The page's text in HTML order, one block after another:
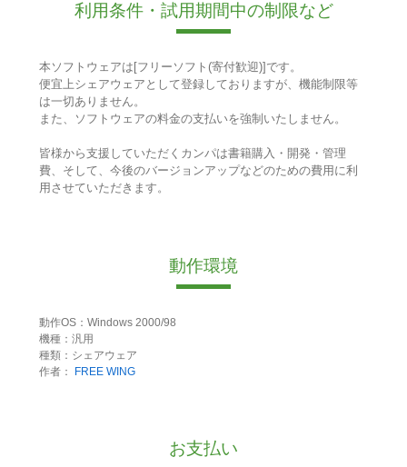
利用条件・試用期間中の制限など
本ソフトウェアは[フリーソフト(寄付歓迎)]です。
便宜上シェアウェアとして登録しておりますが、機能制限等
は一切ありません。
また、ソフトウェアの料金の支払いを強制いたしません。
皆様から支援していただくカンパは書籍購入・開発・管理
費、そして、今後のバージョンアップなどのための費用に利
用させていただきます。
動作環境
動作OS：Windows 2000/98
機種：汎用
種類：シェアウェア
作者：
FREE WING
お支払い